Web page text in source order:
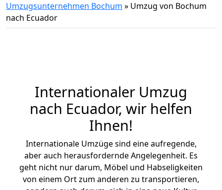
Umzugsunternehmen Bochum » Umzug von Bochum
nach Ecuador
Internationaler Umzug
nach Ecuador, wir helfen
Ihnen!
Internationale Umzüge sind eine aufregende,
aber auch herausfordernde Angelegenheit. Es
geht nicht nur darum, Möbel und Habseligkeiten
von einem Ort zum anderen zu transportieren,